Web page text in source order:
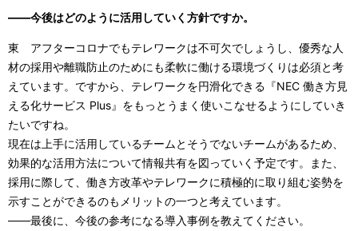
――今後はどのように活用していく方針ですか。
東 アフターコロナでもテレワークは不可欠でしょうし、優秀な人
材の採用や離職防止のためにも柔軟に働ける環境づくりは必須と考
えています。ですから、テレワークを円滑化できる『NEC 働き方見
える化サービス Plus』をもっとうまく使いこなせるようにしていき
たいですね。
現在は上手に活用しているチームとそうでないチームがあるため、
効果的な活用方法について情報共有を図っていく予定です。また、
採用に際して、働き方改革やテレワークに積極的に取り組む姿勢を
示すことができるのもメリットの一つと考えています。
――最後に、今後の参考になる導入事例を教えてください。